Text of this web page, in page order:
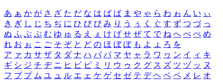
あ ぁ か が さ ざ た だ な は ば ぱ ま や ゃ ら わ ゎ ん い ぃ
き ぎ し じ ち ぢ に ひ び ぴ み り う ぅ く ぐ す ず つ づ っ
ぬ ふ ぶ ぷ む ゆ ゅ る え ぇ け げ せ ぜ て で ね へ べ ぺ め
れ お ぉ こ ご そ ぞ と ど の ほ ぼ ぽ も よ ょ ろ を
ア ァ カ サ ザ タ ダ ナ ハ バ パ マ ヤ ャ ラ ワ ヮ ン イ ィ キ
ギ シ ジ チ ヂ ニ ヒ ビ ピ ミ リ ウ ゥ ク グ ス ズ ツ ヅ ッ ヌ
フ ブ プ ム ユ ュ ル エ ェ ケ ゲ セ ゼ テ デ ヘ ベ ペ メ レ オ